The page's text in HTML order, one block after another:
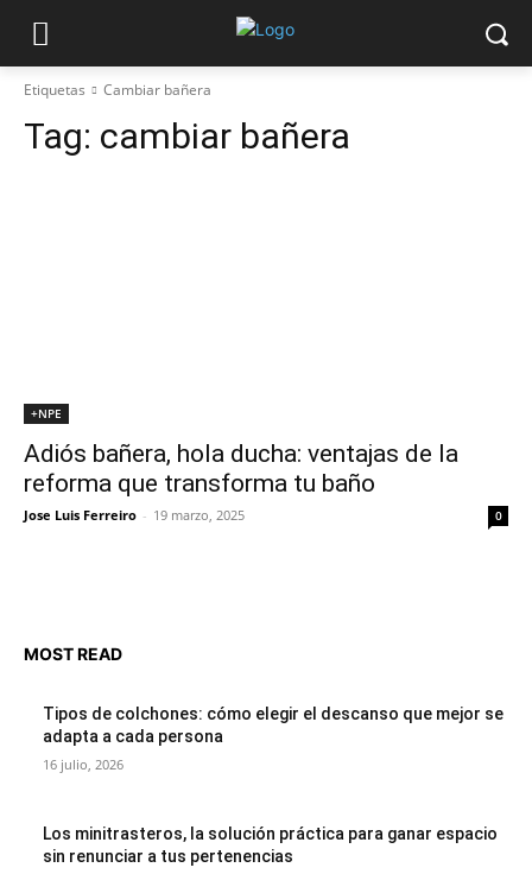
Etiquetas Cambiar bañera
Tag: cambiar bañera
+NPE
Adiós bañera, hola ducha: ventajas de la
reforma que transforma tu baño
Jose Luis Ferreiro - 19 marzo, 2025 0
MOST READ
Tipos de colchones: cómo elegir el descanso que mejor se
adapta a cada persona
16 julio, 2026
Los minitrasteros, la solución práctica para ganar espacio
sin renunciar a tus pertenencias